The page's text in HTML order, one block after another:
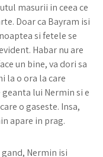
masurii in ceea ce
Doar ca Bayram isi
si fetele se
Habar nu are
un bine, va dori sa
la o ora la care
lui Nermin si e
o gaseste. Insa,
apare in prag.
gand, Nermin isi